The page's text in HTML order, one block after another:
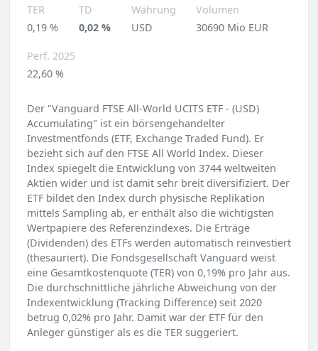
TER
0,19 %
TD
0,02 %
Währung
USD
Volumen
30690 Mio EUR
Perf. 2025
22,60 %
Der "Vanguard FTSE All-World UCITS ETF - (USD)
Accumulating" ist ein börsengehandelter
Investmentfonds (ETF, Exchange Traded Fund). Er
bezieht sich auf den FTSE All World Index. Dieser
Index spiegelt die Entwicklung von 3744 weltweiten
Aktien wider und ist damit sehr breit diversifiziert. Der
ETF bildet den Index durch physische Replikation
mittels Sampling ab, er enthält also die wichtigsten
Wertpapiere des Referenzindexes. Die Erträge
(Dividenden) des ETFs werden automatisch reinvestiert
(thesauriert). Die Fondsgesellschaft Vanguard weist
eine Gesamtkostenquote (TER) von 0,19% pro Jahr aus.
Die durchschnittliche jährliche Abweichung von der
Indexentwicklung (Tracking Difference) seit 2020
betrug 0,02% pro Jahr. Damit war der ETF für den
Anleger günstiger als es die TER suggeriert.